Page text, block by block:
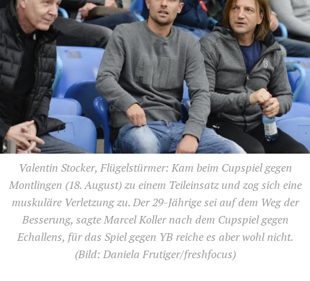
Valentin Stocker, Flügelstürmer: Kam beim Cupspiel gegen
Montlingen (18. August) zu einem Teileinsatz und zog sich eine
muskuläre Verletzung zu. Der 29-Jährige sei auf dem Weg der
Besserung, sagte Marcel Koller nach dem Cupspiel gegen
Echallens, für das Spiel gegen YB reiche es aber wohl nicht.
(Bild: Daniela Frutiger/freshfocus)